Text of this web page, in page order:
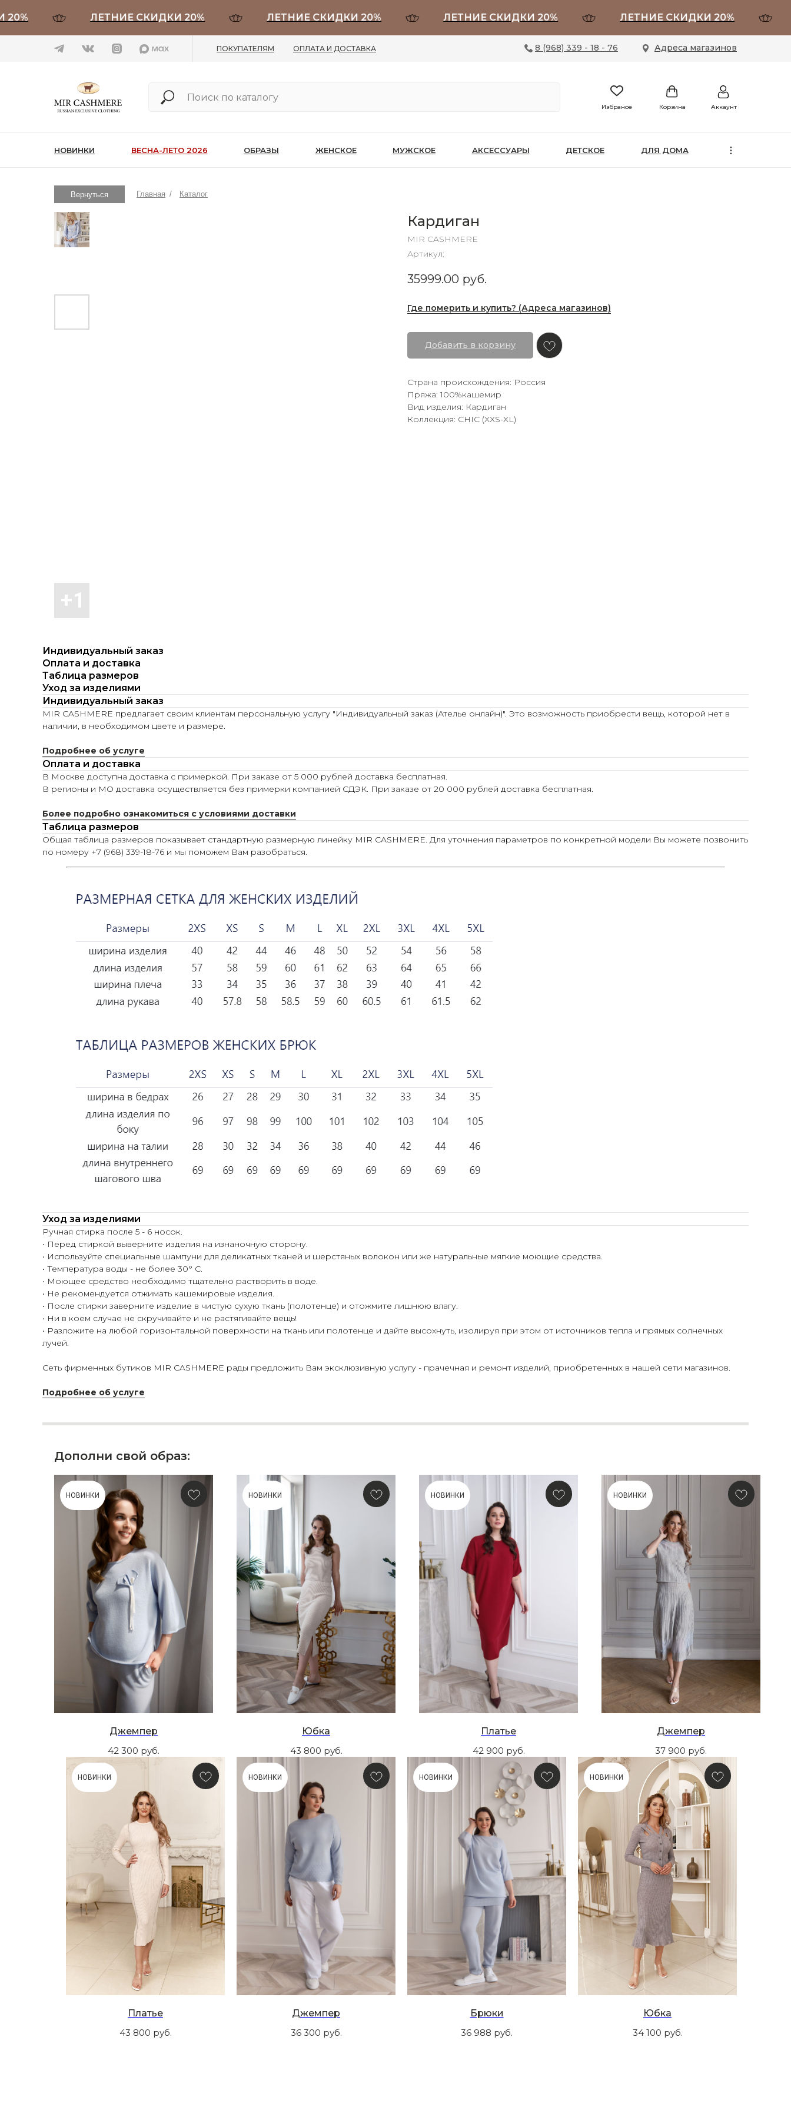
ЛЕТНИЕ СКИДКИ 20% ЛЕТНИЕ СКИДКИ 20% ЛЕТНИЕ СКИДКИ 20% ЛЕТНИЕ СКИДКИ 20%
ПОКУПАТЕЛЯМ ОПЛАТА И ДОСТАВКА Адреса магазинов
8 (968) 339 - 18 - 76
НОВИНКИ ВЕСНА-ЛЕТО 2026 ОБРАЗЫ ЖЕНСКОЕ МУЖСКОЕ АКСЕССУАРЫ ДЕТСКОЕ ДЛЯ ДОМА
Аккаунт
Корзина
Избраное
Вернуться Главная Каталог
/
Кардиган
MIR CASHMERE
Артикул:
35999.00 руб.
Где померить и купить? (Адреса магазинов)
Добавить в корзину
Страна происхождения: Россия
Пряжа: 100%кашемир
Вид изделия: Кардиган
Коллекция: CHIC (XXS-XL)
Индивидуальный заказ
Оплата и доставка
Таблица размеров
Уход за изделиями
Индивидуальный заказ
MIR CASHMERE предлагает своим клиентам персональную услугу "Индивидуальный заказ (Ателье онлайн)". Это возможность приобрести вещь, которой нет в
наличии, в необходимом цвете и размере.
Подробнее об услуге
Оплата и доставка
В Москве доступна доставка с примеркой. При заказе от 5 000 рублей доставка бесплатная.
В регионы и МО доставка осуществляется без примерки компанией СДЭК. При заказе от 20 000 рублей доставка бесплатная.
Более подробно ознакомиться с условиями доставки
Таблица размеров
Общая таблица размеров показывает стандартную размерную линейку MIR CASHMERE. Для уточнения параметров по конкретной модели Вы можете позвонить
по номеру +7 (968) 339-18-76 и мы поможем Вам разобраться.
Уход за изделиями
Ручная стирка после 5 - 6 носок.
• Перед стиркой выверните изделия на изнаночную сторону.
• Используйте специальные шампуни для деликатных тканей и шерстяных волокон или же натуральные мягкие моющие средства.
• Температура воды - не более 30° С.
• Моющее средство необходимо тщательно растворить в воде.
• Не рекомендуется отжимать кашемировые изделия.
• После стирки заверните изделие в чистую сухую ткань (полотенце) и отожмите лишнюю влагу.
• Ни в коем случае не скручивайте и не растягивайте вещь!
• Разложите на любой горизонтальной поверхности на ткань или полотенце и дайте высохнуть, изолируя при этом от источников тепла и прямых солнечных
лучей.
Сеть фирменных бутиков MIR CASHMERE рады предложить Вам эксклюзивную услугу - прачечная и ремонт изделий, приобретенных в нашей сети магазинов.
Подробнее об услуге
Дополни свой образ:
НОВИНКИ
Джемпер
42 300 руб.
НОВИНКИ
Юбка
43 800 руб.
НОВИНКИ
Платье
42 900 руб.
НОВИНКИ
Джемпер
37 900 руб.
НОВИНКИ
Платье
43 800 руб.
НОВИНКИ
Джемпер
36 300 руб.
НОВИНКИ
Брюки
36 988 руб.
НОВИНКИ
Юбка
34 100 руб.